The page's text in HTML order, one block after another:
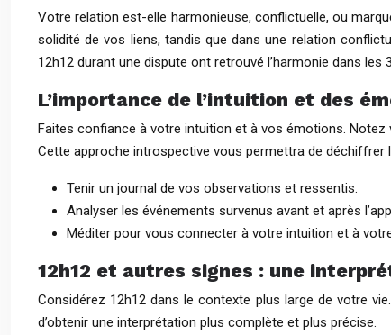
Votre relation est-elle harmonieuse, conflictuelle, ou
solidité de vos liens, tandis que dans une relation
12h12 durant une dispute ont retrouvé l’harmonie dans les
L’importance de l’intuition et des
Faites confiance à votre intuition et à vos émotions.
Cette approche introspective vous permettra de
Tenir un journal de vos observations et ressentis.
Analyser les événements survenus avant et après
Méditer pour vous connecter à votre intuition et à
12h12 et autres signes : une
Considérez 12h12 dans le contexte plus large de votre
d’obtenir une interprétation plus complète et plus précise.